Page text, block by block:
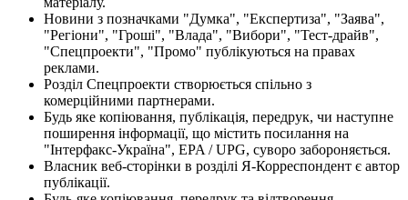
Новини з позначками "Думка", "Експертиза", "Заява",
"Регіони", "Гроші", "Влада", "Вибори", "Тест-драйв",
"Спецпроекти", "Промо" публікуються на правах
реклами.
Розділ Спецпроекти створюється спільно з
комерційними партнерами.
Будь яке копіювання, публікація, передрук, чи наступне
поширення інформації, що містить посилання на
"Інтерфакс-Україна", EPA / UPG, суворо забороняється.
Власник веб-сторінки в розділі Я-Корреспондент є автор
публікації.